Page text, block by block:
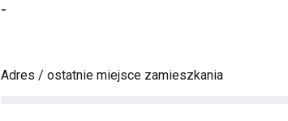
-
Adres / ostatnie miejsce zamieszkania